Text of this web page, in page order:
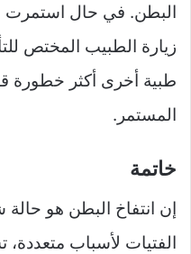
البطن. في حال استمرت
زيارة الطبيب المختص
طبية أخرى أكثر خطورة
المستمر.
خاتمة
إن انتفاخ البطن هو
الفتيات لأسباب متعددة،